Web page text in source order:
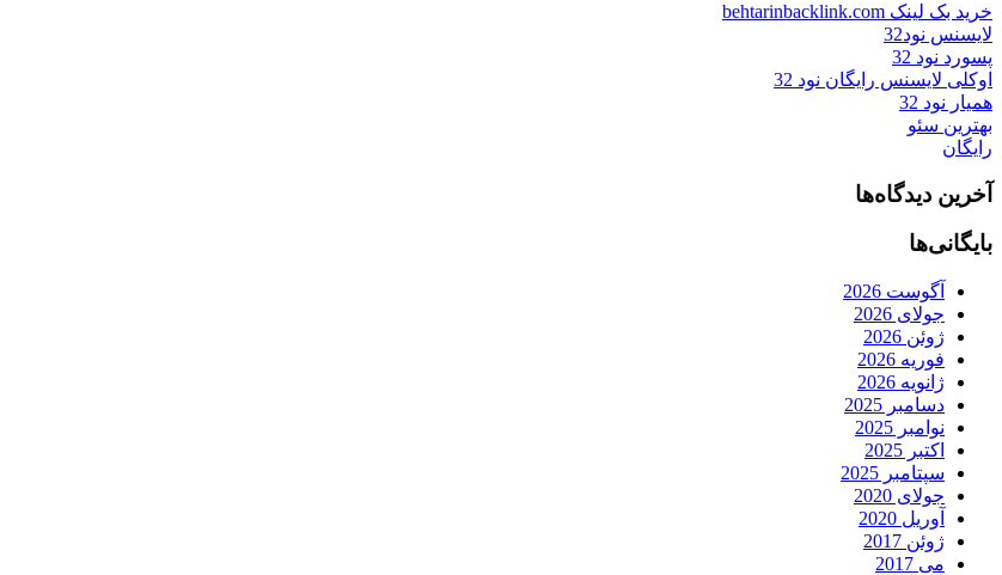
خرید بک لینک behtarinbacklink.com
لایسنس نود32
پسورد نود 32
اوکلی لایسنس رایگان نود 32
همیار نود 32
بهترین سئو
رایگان
آخرین دیدگاه‌ها
بایگانی‌ها
آگوست 2026
جولای 2026
ژوئن 2026
فوریه 2026
ژانویه 2026
دسامبر 2025
نوامبر 2025
اکتبر 2025
سپتامبر 2025
جولای 2020
آوریل 2020
ژوئن 2017
می 2017